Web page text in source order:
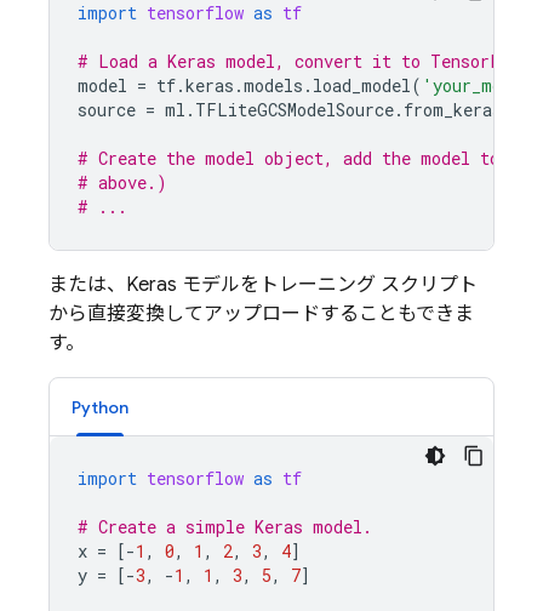
import tensorflow as tf
# Load a Keras model, convert it to
model = tf.keras .models . load_model(
source = ml . TFLiteGCSModelSource.
# Create the model object, add the model to
# above.)
# ...
または、Keras モデルをトレーニング スクリプト
から直接変換してアップロードすることもできま
す。
Python
import tensorflow as tf
# Create a simple Keras model.
x = [-1 , 0, 1 , 2, 3, 4]
y = [-3, -1 , 1 , 3, 5, 7]